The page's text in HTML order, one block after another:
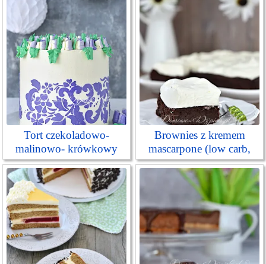
Tort czekoladowo-
malinowo- krówkowy
Brownies z kremem
mascarpone (low carb,
keto)